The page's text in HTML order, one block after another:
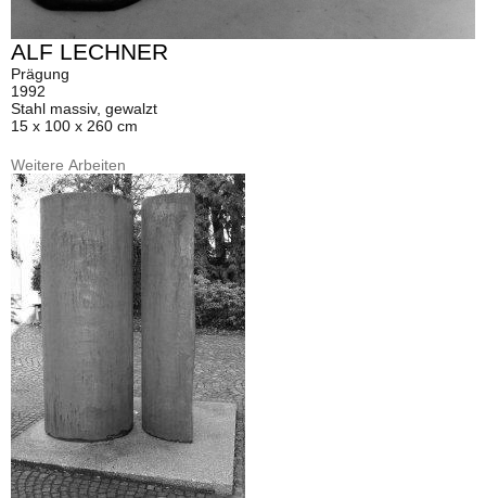
ALF LECHNER
Prägung
1992
Stahl massiv, gewalzt
15 x 100 x 260 cm
Weitere Arbeiten